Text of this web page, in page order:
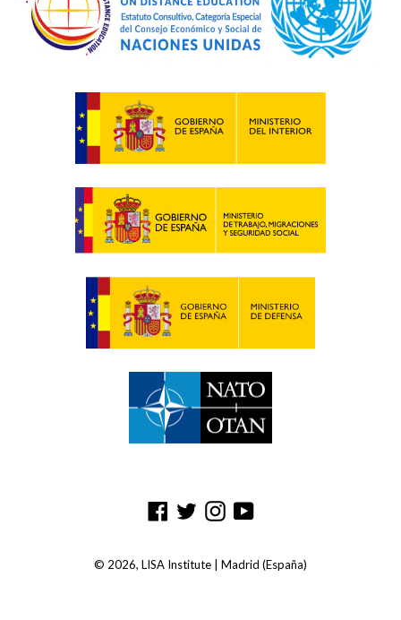
Facebook
TwitterInstagram
YouTube
© 2026, LISA Institute | Madrid (España)